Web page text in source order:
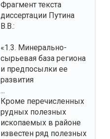
Фрагмент текста
диссертации Путина
В.В.:
«1.3. Минерально-
сырьевая база региона
и предпосылки ее
развития
...
Кроме перечисленных
рудных полезных
ископаемых в районе
известен ряд полезных